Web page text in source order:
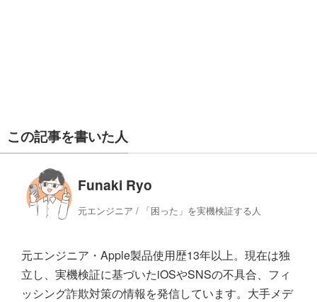
この記事を書いた人
Funaki Ryo
元エンジニア / 「困った」を実機検証する人
元エンジニア・Apple製品使用歴13年以上。現在は独
立し、実機検証に基づいたiOSやSNSの不具合、フィ
ッシング詐欺対策の情報を発信しています。大手メデ